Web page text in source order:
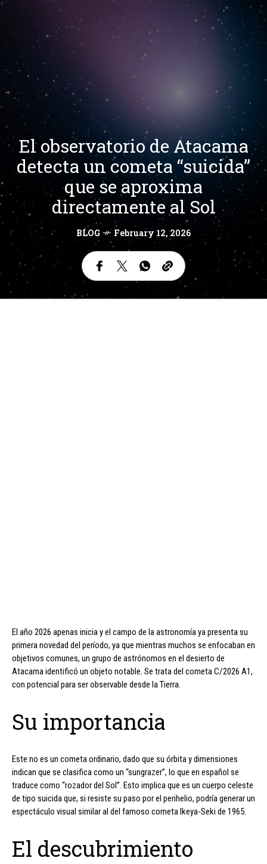
El observatorio de Atacama
detecta un cometa “suicida”
que se aproxima
directamente al Sol
BLOG February 12, 2026
El año 2026 apenas inicia y el campo de la astronomía ya presenta su
primera novedad del período, ya que mientras muchos se enfocaban en
objetivos comunes, un grupo de astrónomos en el desierto de
Atacama identificó un objeto notable. Se trata del cometa C/2026 A1,
con potencial para ser observable desde la Tierra.
Su importancia
Este no es un cometa ordinario, dado que su órbita y dimensiones
indican que se clasifica como un “sungrazer”, lo que en español se
traduce como “rozador del Sol”. Esto implica que es un cuerpo celeste
de tipo suicida que, si resiste su paso por el perihelio, podría generar un
espectáculo visual similar al del famoso cometa Ikeya-Seki de 1965.
El descubrimiento